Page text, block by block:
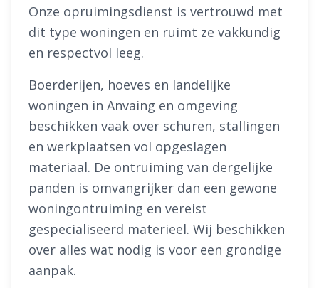
Onze opruimingsdienst is vertrouwd met
dit type woningen en ruimt ze vakkundig
en respectvol leeg.
Boerderijen, hoeves en landelijke
woningen in Anvaing en omgeving
beschikken vaak over schuren, stallingen
en werkplaatsen vol opgeslagen
materiaal. De ontruiming van dergelijke
panden is omvangrijker dan een gewone
woningontruiming en vereist
gespecialiseerd materieel. Wij beschikken
over alles wat nodig is voor een grondige
aanpak.